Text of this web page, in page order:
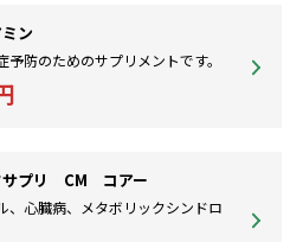
ン
予防のためのサプリメントです。
サプリ CM コアー
、心臓病、メタボリックシンドロ